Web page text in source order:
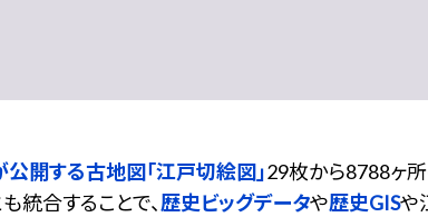
開する古地図「江戸切絵図」29枚から8788ヶ
統合することで、歴史ビッグデータや歴史GISや